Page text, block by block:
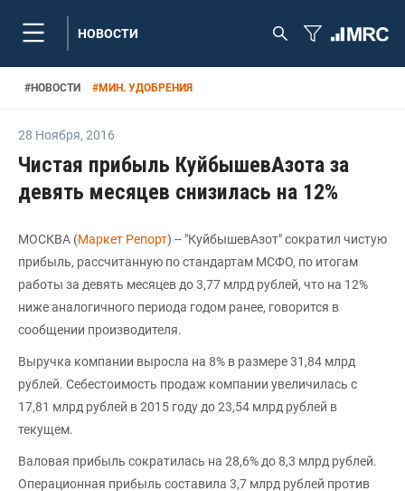
НОВОСТИ
#НОВОСТИ #МИН. УДОБРЕНИЯ
28 Ноября, 2016
Чистая прибыль КуйбышевАзота за
девять месяцев снизилась на 12%
МОСКВА (Маркет Репорт) -- "КуйбышевАзот" сократил чистую
прибыль, рассчитанную по стандартам МСФО, по итогам
работы за девять месяцев до 3,77 млрд рублей, что на 12%
ниже аналогичного периода годом ранее, говорится в
сообщении производителя.
Выручка компании выросла на 8% в размере 31,84 млрд
рублей. Себестоимость продаж компании увеличилась с
17,81 млрд рублей в 2015 году до 23,54 млрд рублей в
текущем.
Валовая прибыль сократилась на 28,6% до 8,3 млрд рублей.
Операционная прибыль составила 3,7 млрд рублей против